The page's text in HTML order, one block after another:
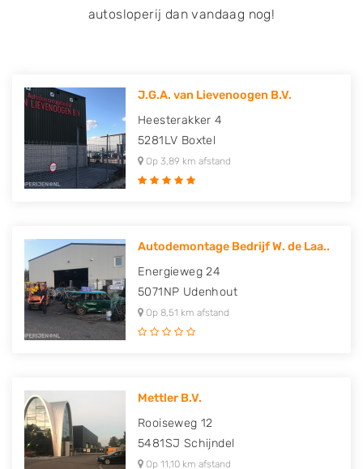
autosloperij dan vandaag nog!
J.G.A. van Lievenoogen B.V.
Heesterakker 4
5281LV Boxtel
Op 3,89 km afstand
Autodemontage Bedrijf W. de Laa..
Energieweg 24
5071NP Udenhout
Op 8,51 km afstand
Mettler B.V.
Rooiseweg 12
5481SJ Schijndel
Op 11,10 km afstand